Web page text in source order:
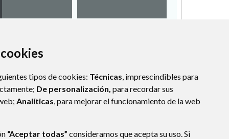
tipos de cookies: Técnicas, imprescindibles para
De personalización, para recordar sus
Analíticas, para mejorar el funcionamiento de la web
“Aceptar todas” consideramos que acepta su uso. Si